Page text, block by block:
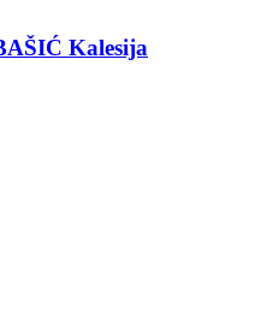
Kalesija